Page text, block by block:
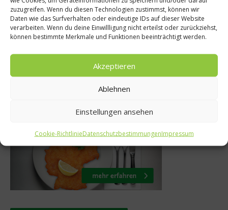
zuzugreifen. Wenn du diesen Technologien zustimmst, können wir
Daten wie das Surfverhalten oder eindeutige IDs auf dieser Website
verarbeiten. Wenn du deine Einwillligung nicht erteilst oder zurückziehst,
können bestimmte Merkmale und Funktionen beeinträchtigt werden.
Akzeptieren
Ablehnen
Einstellungen ansehen
Cookie-RichtlinieDatenschutzbestimmungenImpressum
–
alle Böden
2019
ein Leifheit
Was isst Deutschland